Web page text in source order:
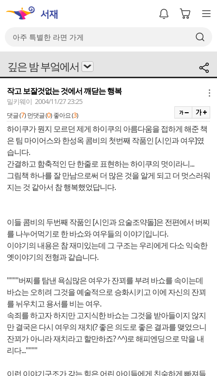
깊은 밤 부엌에서
작고 보잘것없는 것에서 깨닫는 행복
밀키웨이 2004/11/27 23:25
댓글 (7) 먼댓글 (0) 좋아요 (3)
하이쿠가 뭔지 모르던 제게 하이쿠의 아름다움을 접하게 해준 책
은 팀 마이어스와 한성옥 콤비의 첫번째 작품인 [시인과 여우]였
습니다.
간결하고 함축적인 단 한줄로 표현하는 하이쿠의 멋이라니...
그림책 하나를 잘 만남으로써 더 많은 것을 알게 되고 더 멋스러워
지는 것 같아서 참 행복했었답니다.
이들 콤비의 두번째 작품인 [시인과 요술조약돌]은 전편에서 버찌
를 나누어먹기로 한 바쇼와 여우들의 이야기입니다.
이야기의 내용은 참 재미있는데 그 구조는 우리에게 다소 익숙한
옛이야기의 전형과 같습니다.
''''''''버찌를 탐낸 욕심많은 여우가 잔꾀를 부려 바쇼를 속이는데
바쇼는 오히려 그것을 예술적으로 승화시키고 이에 자신의 잔꾀
를 뉘우치고 용서를 비는 여우.
속죄를 하고자 하지만 고지식한 바쇼는 그것을 받아들이지 않지
만 결국은 다시 여우의 재치(? 좋은 의도로 좋은 결과를 맺었으니
잔꾀가 아니라 재치라고 할만하죠? ^^)로 해피엔딩으로 막을 내
리다...''''''''
이런 이야기구조가 갖는 힘은 어린 아이들에게 친숙하게 빠져들